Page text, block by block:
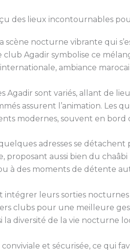
des lieux incontournables
scène nocturne vibrante qui
club Agadir symbolise ce
ambiance
Agadir sont variés, allant de
assurent l’animation. Les
modernes, souvent en
adresses se
proposant aussi bien du
à des moments de détente
intégrer leurs sorties
clubs pour une meilleure
la diversité de la vie nocturne
conviviale et sécurisée, ce